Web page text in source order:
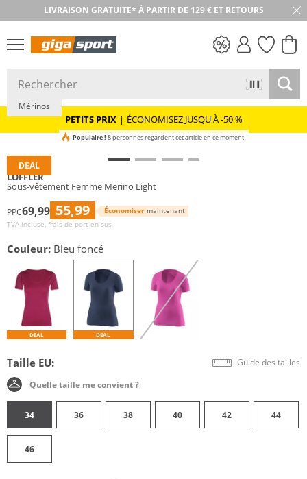
LIVRAISON GRATUITE* À PARTIR DE 129 € ET RETOURS
RETOUR SOUS 30 JOURS
PETITS PRIX
PETITS PRIX | ÉCONOMISEZ JUSQU'À -50 %
DEAL
Durable
Mérinos
Populaire ! 8 personnes regardent cet article en ce moment
LÖFFLER
Sous-vêtement Femme Merino Light
PPC69,99 55,99 Économiser maintenant
TVA incluse, frais de port en sus
Couleur: Bleu foncé
DEAL DEAL
Taille EU: Guide des tailles
Quelle taille me convient ?
34 36 38 40 42 44
46